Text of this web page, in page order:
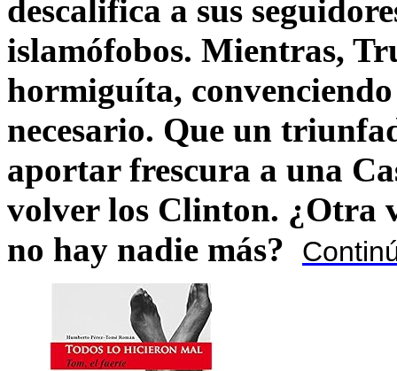
descalifica a sus
islamófobos. Mientras,
hormiguíta,
necesario. Que un
aportar frescura a una
volver los Clinton. ¿Otra
no hay nadie más?